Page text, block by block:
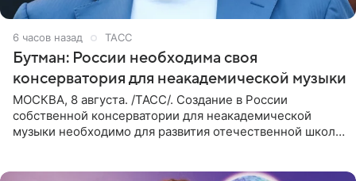
6 часов назад ТАСС
Бутман: России необходима своя
консерватория для неакадемической музыки
МОСКВА, 8 августа. /ТАСС/. Создание в России
собственной консерватории для неакадемической
музыки необходимо для развития отечественной школы